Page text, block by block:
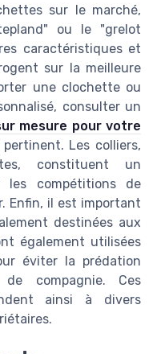
sur le marché,
ou le "grelot
caractéristiques et
sur la meilleure
une clochette ou
consulter un
mesure pour votre
Les colliers,
constituent un
les compétitions de
Enfin, il est important
destinées aux
également utilisées
éviter la prédation
compagnie. Ces
ainsi à divers